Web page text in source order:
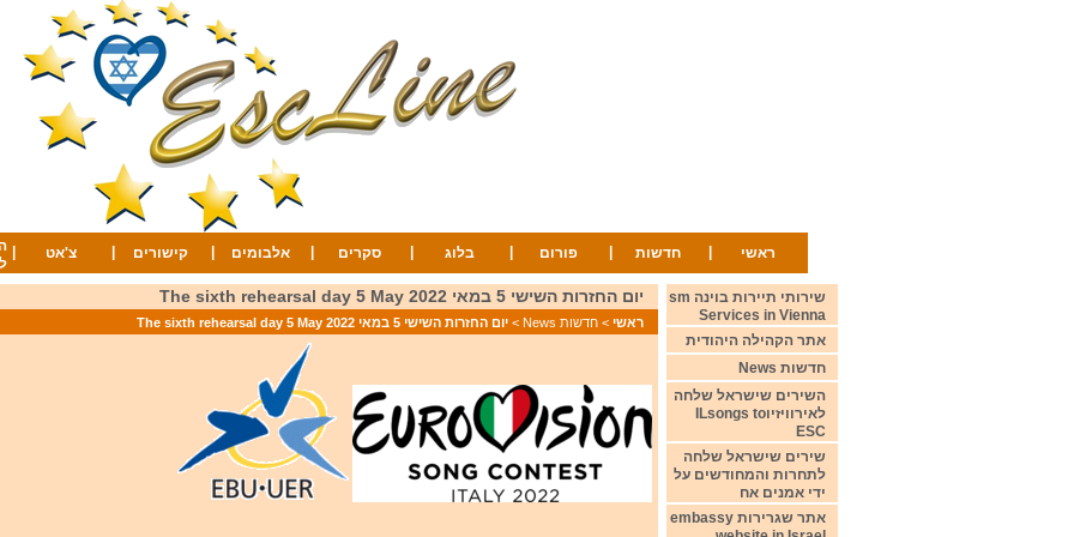
ראשי חדשות פורום בלוג סקרים אלבומים קישורים צ'אט
יום החזרות השישי 5 במאי 2022 The sixth rehearsal day 5 May
ראשי > חדשות News > יום החזרות השישי 5 במאי 2022 The sixth rehearsal day 5 May
שירותי תיירות בוינה sm
Services in Vienna
אתר הקהילה היהודית
חדשות News
השירים שישראל שלחה
לאירוויזיוILsongs to
ESC
שירים שישראל שלחה
לתחרות והמחודשים על
ידי אמנים אח
אתר שגרירות embassy